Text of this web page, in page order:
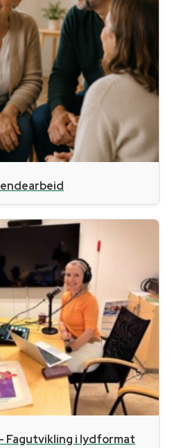
Fagutvikling i lydformat